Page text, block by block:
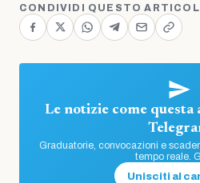
CONDIVIDI QUESTO
Le notizie come
Graduatorie, convocazioni e
tempo reale.
Unisciti al